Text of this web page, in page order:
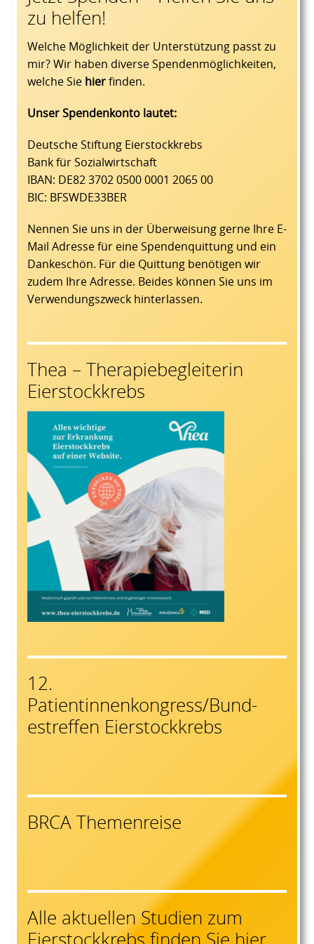
zu helfen!
Welche Möglichkeit der Unterstützung passt zu
mir? Wir haben diverse Spendenmöglichkeiten,
welche Sie hierfinden.
Unser Spendenkonto lautet:
Deutsche Stiftung Eierstockkrebs
Bank für Sozialwirtschaft
IBAN: DE82 3702 0500 0001 2065 00
BIC: BFSWDE33BER
Nennen Sie uns in der Überweisung gerne Ihre E-
Mail Adresse für eine Spendenquittung und ein
Dankeschön. Für die Quittung benötigen wir
zudem Ihre Adresse. Beides können Sie uns im
Verwendungszweck hinterlassen.
Thea – Therapiebegleiterin
Eierstockkrebs
12.
Patientinnenkongress/Bund-
estreffen Eierstockkrebs
BRCA Themenreise
Alle aktuellen Studien zum